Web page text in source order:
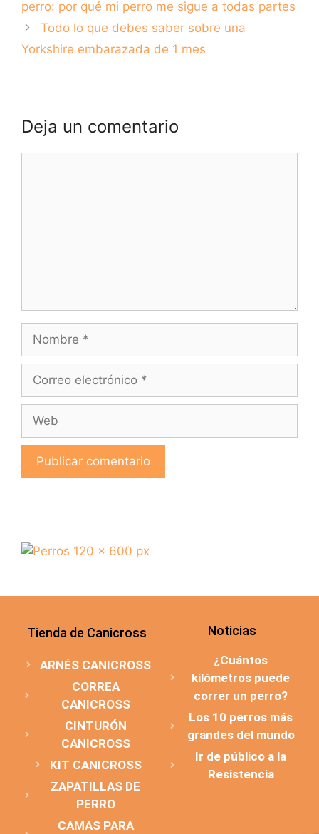
importantes y
cómo elegir la
mejor?
perro: por qué mi perro me sigue a todas partes
Todo lo que debes saber sobre una
Yorkshire embarazada de 1 mes
Deja un comentario
Tienda de Canicross
ARNÉS CANICROSS
CORREA
CANICROSS
CINTURÓN
CANICROSS
KIT CANICROSS
ZAPATILLAS DE
PERRO
CAMAS PARA
Noticias
¿Cuántos
kilómetros puede
correr un perro?
Los 10 perros más
grandes del mundo
Ir de público a la
Resistencia